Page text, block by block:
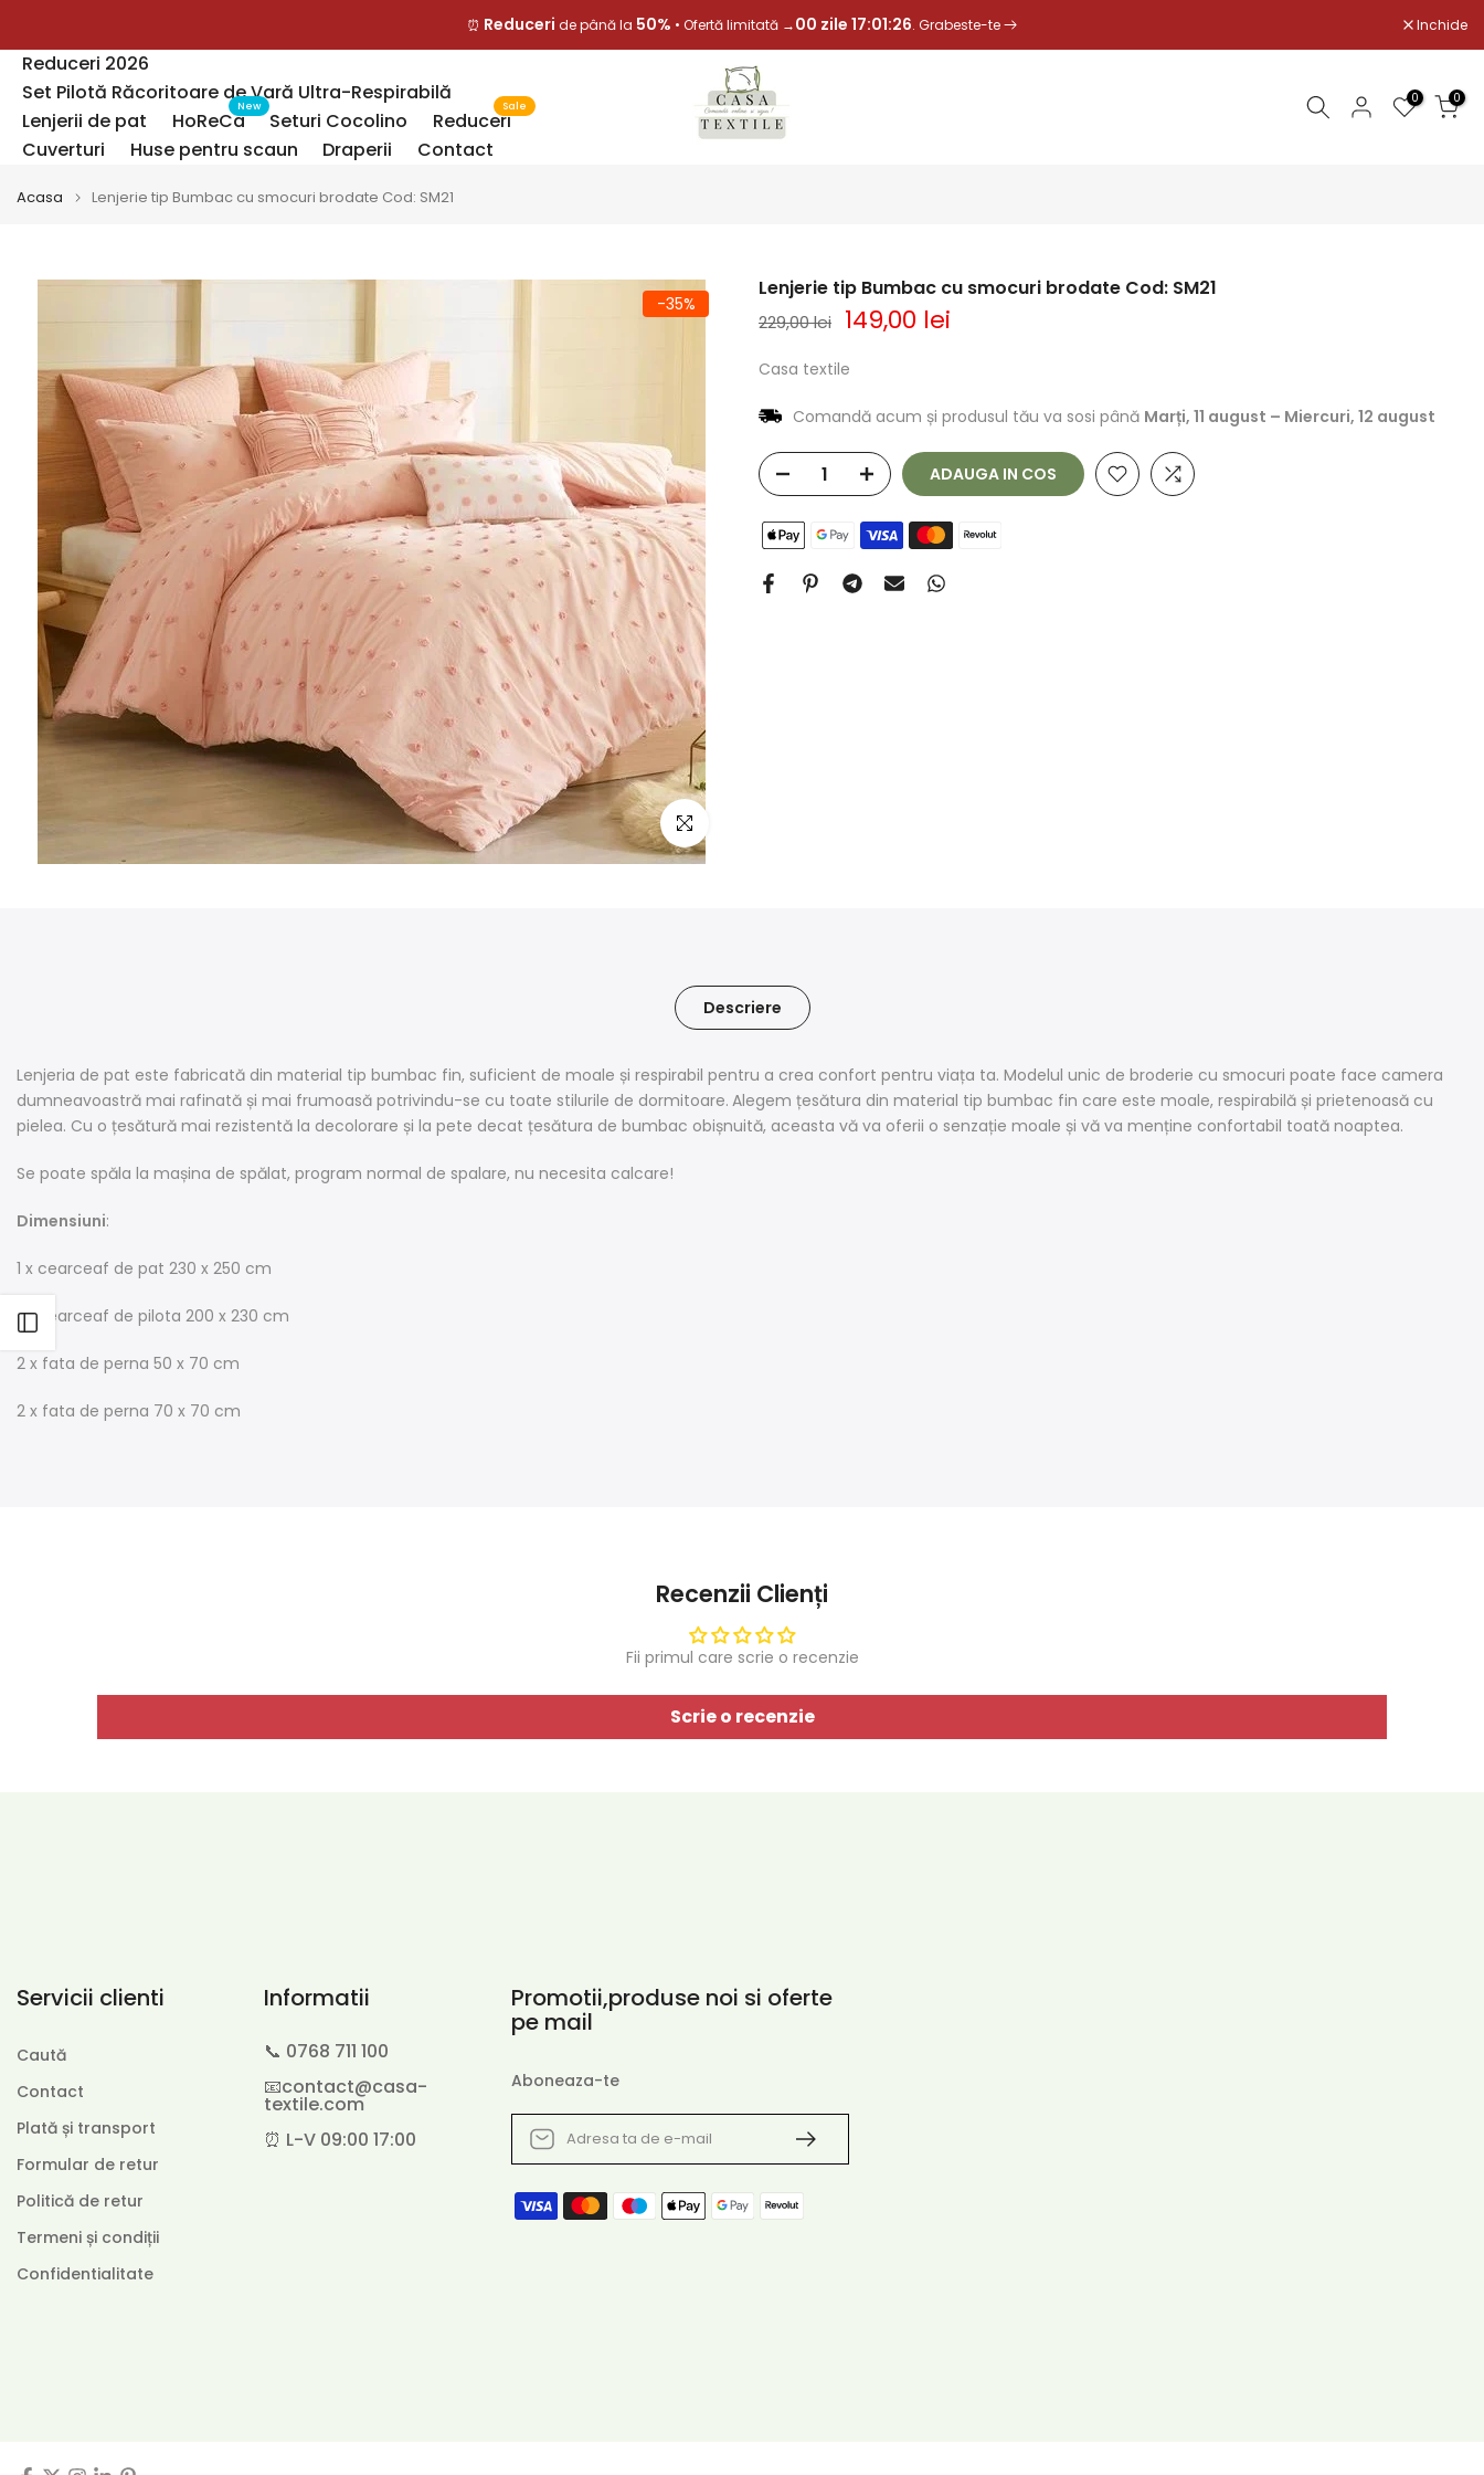
la
continut
⏰ Reduceri de până la 50% • Ofertă limitată →00 zile 17:01:25. Grabeste-te Inchide
Reduceri 2026
Set Pilotă Răcoritoare de Vară Ultra-Respirabilă
Lenjerii de pat
HoReCa
New
Seturi Cocolino Reduceri
Sale
Cuverturi Huse pentru scaun Draperii Contact
0 0
Acasa Lenjerie tip Bumbac cu smocuri brodate Cod: SM21
-35%
Apasa pentru zoom
Lenjerie tip Bumbac cu smocuri brodate Cod: SM21
229,00 lei 149,00 lei
Casa textile
Comandă acum și produsul tău va sosi până Marți, 11 august – Miercuri, 12 august
ADAUGA IN COS
Descriere
Lenjeria de pat este fabricată din material tip bumbac fin, suficient de moale și respirabil pentru a crea confort pentru viața ta. Modelul unic de broderie cu smocuri poate face camera
dumneavoastră mai rafinată și mai frumoasă potrivindu-se cu toate stilurile de dormitoare. Alegem țesătura din material tip bumbac fin care este moale, respirabilă și prietenoasă cu
pielea. Cu o țesătură mai rezistentă la decolorare și la pete decat țesătura de bumbac obișnuită, aceasta vă va oferii o senzație moale și vă va menține confortabil toată noaptea.
Se poate spăla la mașina de spălat, program normal de spalare, nu necesita calcare!
Dimensiuni:
1 x cearceaf de pat 230 x 250 cm
1 x cearceaf de pilota 200 x 230 cm
2 x fata de perna 50 x 70 cm
2 x fata de perna 70 x 70 cm
Open sidebar
Recenzii Clienți
Fii primul care scrie o recenzie
Scrie o recenzie
Servicii clienti
Caută
Contact
Plată și transport
Formular de retur
Politică de retur
Termeni și condiții
Confidentialitate
Informatii
📞 0768 711 100
📧contact@casa-
textile.com
⏰ L-V 09:00 17:00
Promotii,produse noi si oferte
pe mail
Aboneaza-te